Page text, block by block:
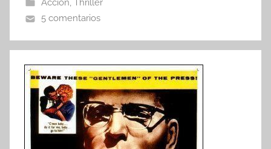
Acción, Thriller
5 comentarios